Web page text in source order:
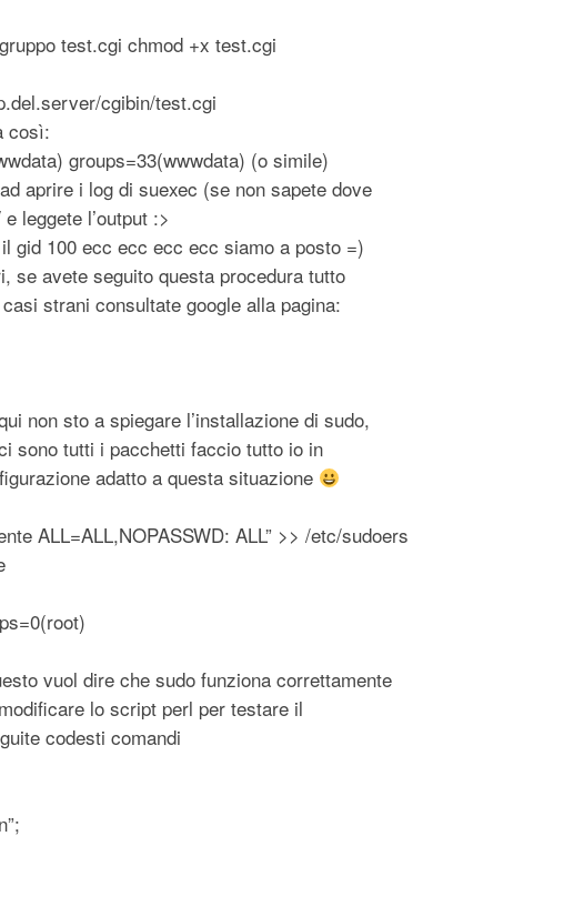
test.cgi chmod +x test.cgi
cgibin/test.cgi
così:
groups=33(wwwdata) (o simile)
aprire i log di suexec (se non sapete dove
leggete l’output :>
gid 100 ecc ecc ecc ecc siamo a posto =)
se avete seguito questa procedura tutto
strani consultate google alla pagina:
non sto a spiegare l’installazione di sudo,
sono tutti i pacchetti faccio tutto io in
adatto a questa situazione
ALL=ALL,NOPASSWD: ALL” >> /etc/sudoers
vuol dire che sudo funziona correttamente
lo script perl per testare il
codesti comandi